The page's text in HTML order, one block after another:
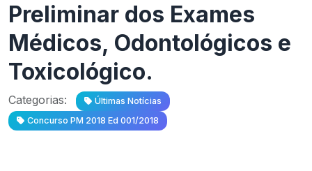
Preliminar dos Exames
Médicos, Odontológicos e
Toxicológico.
Categorias:
Últimas Notícias
Concurso PM 2018 Ed 001/2018